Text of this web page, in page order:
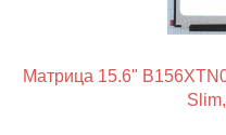
Матрица 15.6"